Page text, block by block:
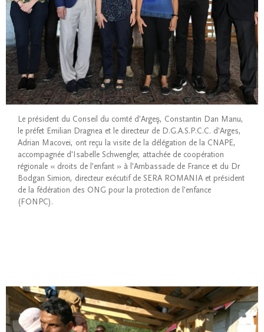
Le président du Conseil du comté d'Argeş, Constantin Dan Manu,
le préfet Emilian Dragnea et le directeur de D.G.A.S.P.C.C. d'Arges,
Adrian Macovei, ont reçu la visite de la délégation de la CNAPE,
accompagnée d'Isabelle Schwengler, attachée de coopération
régionale « droits de l'enfant » à l'Ambassade de France et du Dr
Bodgan Simion, directeur exécutif de SERA ROMANIA et président
de la fédération des ONG pour la protection de l'enfance
(FONPC).